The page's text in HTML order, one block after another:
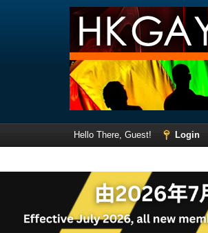
Hello There, Guest! Login